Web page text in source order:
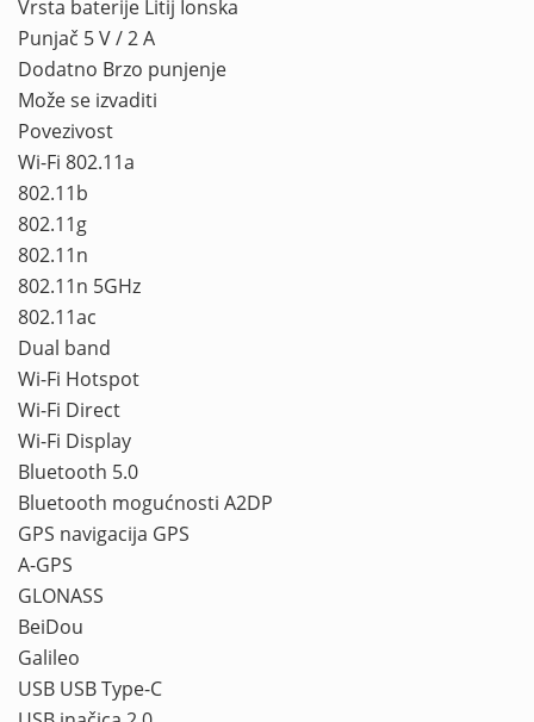
Vrsta baterije Litij Ionska
Punjač 5 V / 2 A
Dodatno Brzo punjenje
Može se izvaditi
Povezivost
Wi-Fi 802.11a
802.11b
802.11g
802.11n
802.11n 5GHz
802.11ac
Dual band
Wi-Fi Hotspot
Wi-Fi Direct
Wi-Fi Display
Bluetooth 5.0
Bluetooth mogućnosti A2DP
GPS navigacija GPS
A-GPS
GLONASS
BeiDou
Galileo
USB USB Type-C